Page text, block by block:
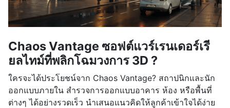
Chaos Vantage ซอฟต์แวร์เรนเดอร์เรี
ยลไทม์ที่พลิกโฉมวงการ 3D ?
ใครจะได้ประโยชน์จาก Chaos Vantage? สถาปนิกและนัก
ออกแบบภายใน สำรวจการออกแบบอาคาร ห้อง หรือพื้นที่
ต่างๆ ได้อย่างรวดเร็ว นำเสนอแนวคิดให้ลูกค้าเข้าใจได้ง่าย